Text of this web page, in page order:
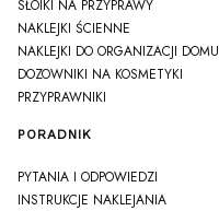
SŁOIKI NA PRZYPRAWY
NAKLEJKI ŚCIENNE
NAKLEJKI DO ORGANIZACJI DOMU
DOZOWNIKI NA KOSMETYKI
PRZYPRAWNIKI
PORADNIK
PYTANIA I ODPOWIEDZI
INSTRUKCJE NAKLEJANIA